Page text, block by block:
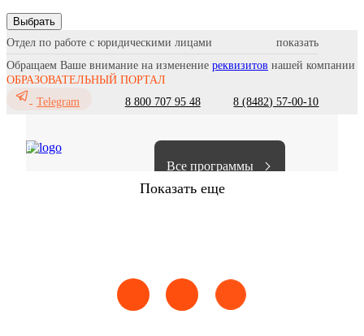
Выбрать
Отдел по работе с юридическими лицами
Обращаем Ваше внимание на изменение реквизитов нашей компании
ОБРАЗОВАТЕЛЬНЫЙ ПОРТАЛ
Telegram
8 800 707 95 48 8 (8482) 57-00-10
Все программы
Показать еще
Сестринское дело Эпидемиология Медицинская помощь
Выберите направление